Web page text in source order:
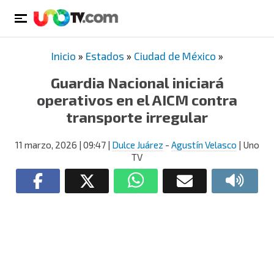
Inicio » Estados » Ciudad de México »
Guardia Nacional iniciará
operativos en el AICM contra
transporte irregular
11 marzo, 2026 | 09:47| Dulce Juárez - Agustín Velasco | Uno
TV